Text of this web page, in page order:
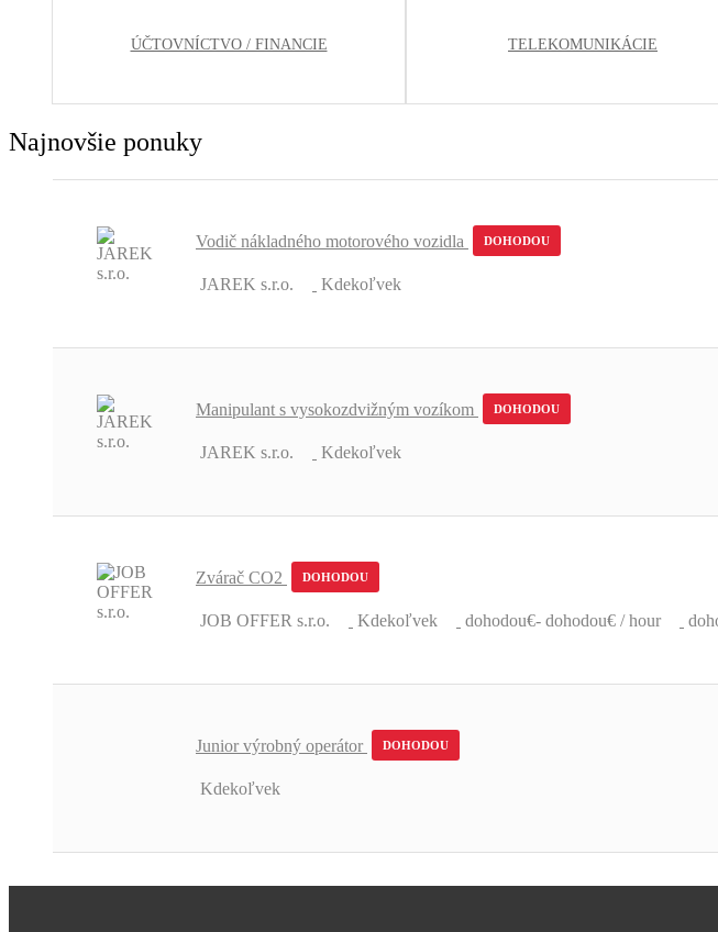
ÚČTOVNÍCTVO / FINANCIE TELEKOMUNIKÁCIE
Najnovšie ponuky
Vodič nákladného motorového vozidla DOHODOU
JAREK s.r.o. Kdekoľvek
Manipulant s vysokozdvižným vozíkom DOHODOU
JAREK s.r.o. Kdekoľvek
Zvárač CO2 DOHODOU
JOB OFFER s.r.o. Kdekoľvek dohodou€- dohodou€ / hour
Junior výrobný operátor DOHODOU
Kdekoľvek